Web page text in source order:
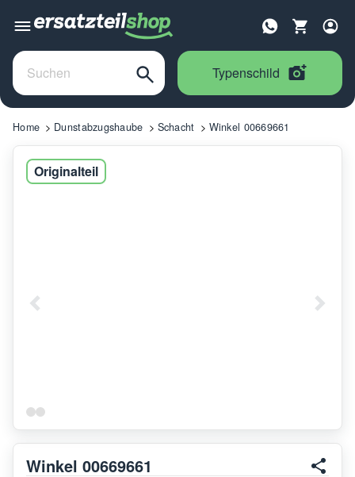
Typenschild
Home Dunstabzugshaube Schacht Winkel 00669661
Originalteil
Winkel 00669661